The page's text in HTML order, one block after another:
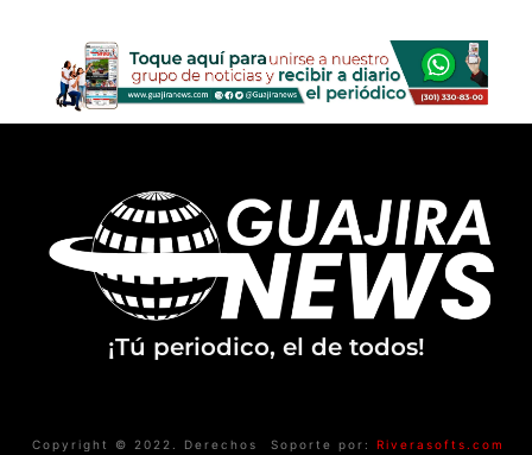
¡Tú periodico, el de todos!
Copyright © 2022. Derechos
Soporte por: Riverasofts.com